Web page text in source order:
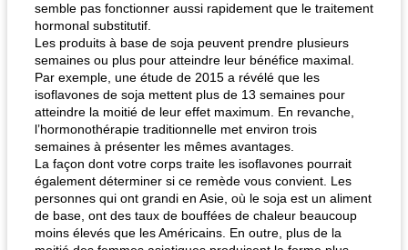
semble pas fonctionner aussi rapidement que le traitement
hormonal substitutif.
Les produits à base de soja peuvent prendre plusieurs
semaines ou plus pour atteindre leur bénéfice maximal.
Par exemple, une étude de 2015 a révélé que les
isoflavones de soja mettent plus de 13 semaines pour
atteindre la moitié de leur effet maximum. En revanche,
l’hormonothérapie traditionnelle met environ trois
semaines à présenter les mêmes avantages.
La façon dont votre corps traite les isoflavones pourrait
également déterminer si ce remède vous convient. Les
personnes qui ont grandi en Asie, où le soja est un aliment
de base, ont des taux de bouffées de chaleur beaucoup
moins élevés que les Américains. En outre, plus de la